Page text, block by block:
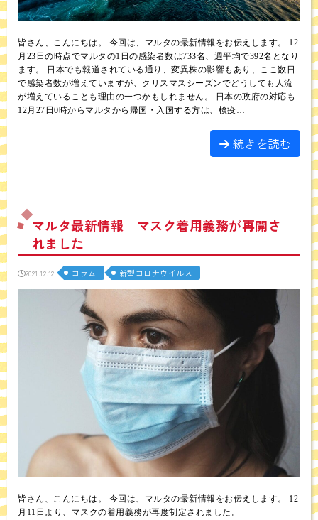
皆さん、こんにちは。 今回は、マルタの最新情報をお伝えします。 12
月23日の時点でマルタの1日の感染者数は733名、週平均で392名となり
ます。 日本でも報道されている通り、変異株の影響もあり、ここ数日
で感染者数が増えていますが、クリスマスシーズンでどうしても人流
が増えていることも理由の一つかもしれません。 日本の政府の対応も
12月27日0時からマルタから帰国・入国する方は、検疫…
続きを読む
マルタ最新情報 マスク着用義務が再開さ
れました
2021.12.12 コラム 新型コロナウイルス
皆さん、こんにちは。 今回は、マルタの最新情報をお伝えします。 12
月11日より、マスクの着用義務が再度制定されました。